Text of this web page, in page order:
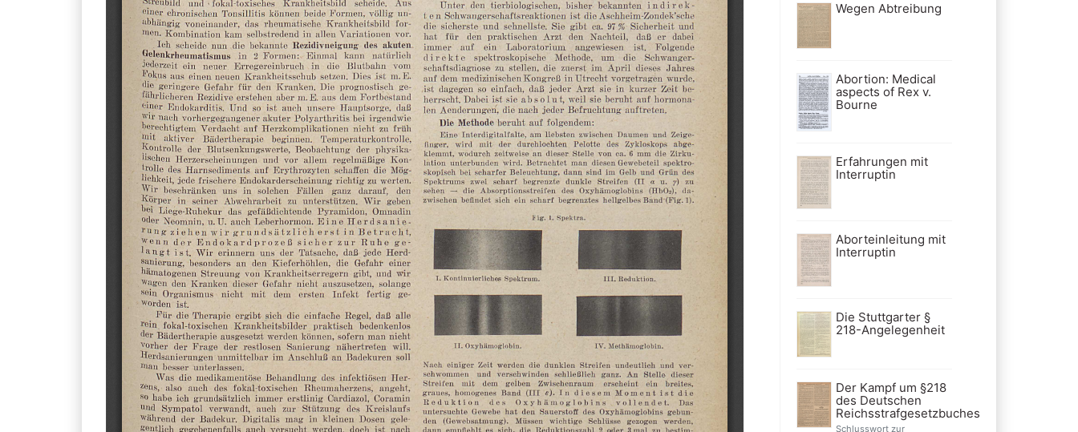
Wegen Abtreibung
Abortion: Medical
aspects of Rex v.
Bourne
Erfahrungen mit
Interruptin
Aborteinleitung mit
Interruptin
Die Stuttgarter §
218-Angelegenheit
Der Kampf um §218
des Deutschen
Reichsstrafgesetzbuches
Schlusswort zur